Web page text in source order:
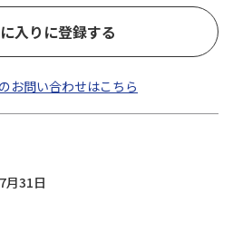
入りに登録する
お問い合わせはこちら
月31日